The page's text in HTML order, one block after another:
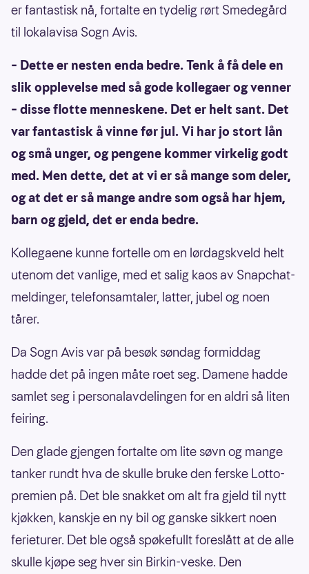
er fantastisk nå, fortalte en tydelig rørt Smedegård
til lokalavisa Sogn Avis.
– Dette er nesten enda bedre. Tenk å få dele en
slik opplevelse med så gode kollegaer og venner
– disse flotte menneskene. Det er helt sant. Det
var fantastisk å vinne før jul. Vi har jo stort lån
og små unger, og pengene kommer virkelig godt
med. Men dette, det at vi er så mange som deler,
og at det er så mange andre som også har hjem,
barn og gjeld, det er enda bedre.
Kollegaene kunne fortelle om en lørdagskveld helt
utenom det vanlige, med et salig kaos av Snapchat-
meldinger, telefonsamtaler, latter, jubel og noen
tårer.
Da Sogn Avis var på besøk søndag formiddag
hadde det på ingen måte roet seg. Damene hadde
samlet seg i personalavdelingen for en aldri så liten
feiring.
Den glade gjengen fortalte om lite søvn og mange
tanker rundt hva de skulle bruke den ferske Lotto-
premien på. Det ble snakket om alt fra gjeld til nytt
kjøkken, kanskje en ny bil og ganske sikkert noen
ferieturer. Det ble også spøkefullt foreslått at de alle
skulle kjøpe seg hver sin Birkin-veske. Den